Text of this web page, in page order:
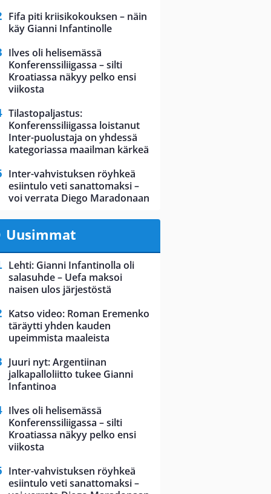
Fifa piti kriisikokouksen – näin
käy Gianni Infantinolle
Ilves oli helisemässä
Konferenssiliigassa – silti
Kroatiassa näkyy pelko ensi
viikosta
Tilastopaljastus:
Konferenssiliigassa loistanut
Inter-puolustaja on yhdessä
kategoriassa maailman kärkeä
Inter-vahvistuksen röyhkeä
esiintulo veti sanattomaksi –
voi verrata Diego Maradonaan
Uusimmat
Lehti: Gianni Infantinolla oli
salasuhde – Uefa maksoi
naisen ulos järjestöstä
Katso video: Roman Eremenko
täräytti yhden kauden
upeimmista maaleista
Juuri nyt: Argentiinan
jalkapalloliitto tukee Gianni
Infantinoa
Ilves oli helisemässä
Konferenssiliigassa – silti
Kroatiassa näkyy pelko ensi
viikosta
Inter-vahvistuksen röyhkeä
esiintulo veti sanattomaksi –